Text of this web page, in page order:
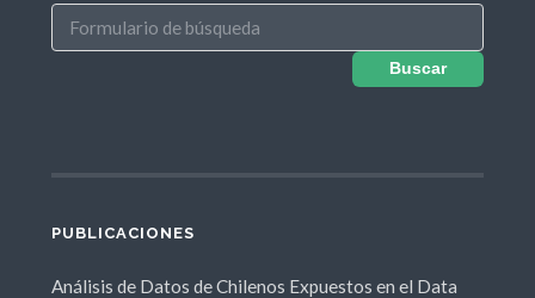
Buscar
PUBLICACIONES
Análisis de Datos de Chilenos Expuestos en el Data